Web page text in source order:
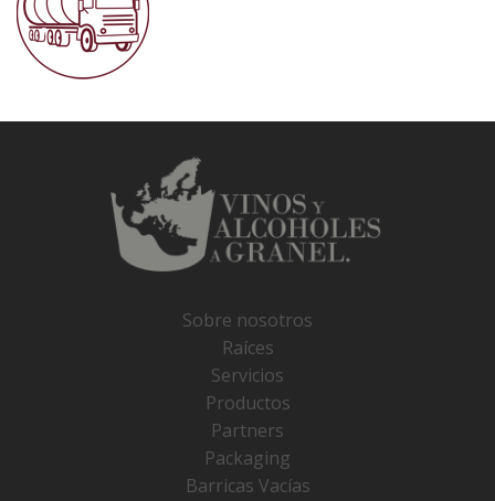
Sobre nosotros
Raíces
Servicios
Productos
Partners
Packaging
Barricas Vacías